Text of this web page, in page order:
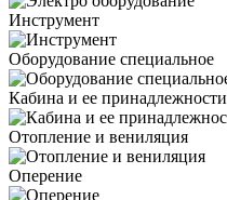
Инструмент
Оборудование специальное
Кабина и ее принадлежности
Отопление и вениляция
Оперение